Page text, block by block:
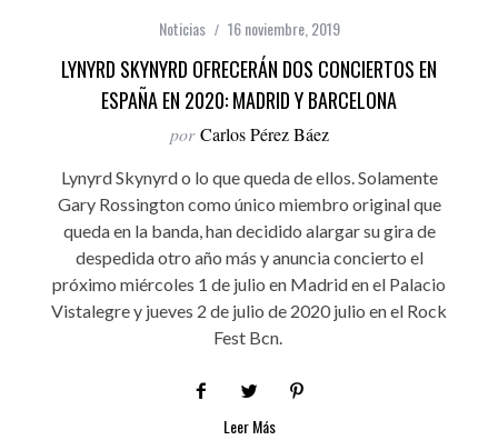
Noticias 16 noviembre, 2019
LYNYRD SKYNYRD OFRECERÁN DOS CONCIERTOS EN
ESPAÑA EN 2020: MADRID Y BARCELONA
por Carlos Pérez Báez
Lynyrd Skynyrd o lo que queda de ellos. Solamente
Gary Rossington como único miembro original que
queda en la banda, han decidido alargar su gira de
despedida otro año más y anuncia concierto el
próximo miércoles 1 de julio en Madrid en el Palacio
Vistalegre y jueves 2 de julio de 2020 julio en el Rock
Fest Bcn.
Leer Más